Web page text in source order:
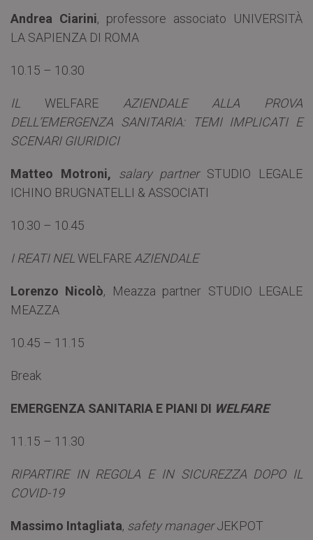
Andrea Ciarini, professore associato UNIVERSITÀ
LA SAPIENZA DI ROMA
10.15 – 10.30
IL WELFARE AZIENDALE ALLA PROVA
DELL’EMERGENZA SANITARIA: TEMI IMPLICATI E
SCENARI GIURIDICI
Matteo Motroni, salary partnerSTUDIO LEGALE
ICHINO BRUGNATELLI & ASSOCIATI
10.30 – 10.45
I REATI NEL WELFARE AZIENDALE
Lorenzo Nicolò, Meazza partner STUDIO LEGALE
MEAZZA
10.45 – 11.15
Break
EMERGENZA SANITARIA E PIANI DI WELFARE
11.15 – 11.30
RIPARTIRE IN REGOLA E IN SICUREZZA DOPO IL
COVID-19
Massimo Intagliata, safety managerJEKPOT